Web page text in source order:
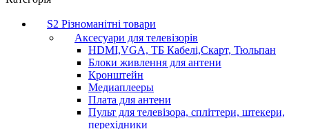
S2 Різноманітні товари
Аксесуари для телевізорів
HDMI,VGA, ТБ Кабелі,Скарт, Тюльпан
Блоки живлення для антени
Кронштейн
Медиаплееры
Плата для антени
Пульт для телевізора, спліттери, штекери,
перехідники